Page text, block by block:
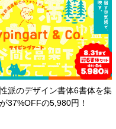
派のデザイン書体6書体を集
37%OFFの5,980円！